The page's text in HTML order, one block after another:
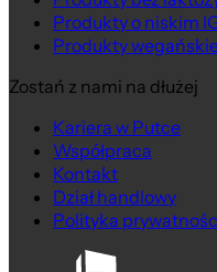
Produkty o niskim
Produkty
Zostań z nami na dłużej
Kariera w Putce
Współpraca
Kontakt
Dział handlowy
Polityka